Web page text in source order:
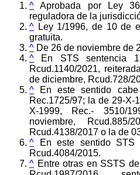
^
Aprobada por Ley
reguladora de la
^ Ley 1/1996, de 10 de
gratuita.
^ De 26 de noviembre de
^
En STS sentencia
Rcud.1140/2021,
de diciembre, Rcud.728/
^
En este sentido
Rec.1725/97; la de 29-X-
X-1999, Rec.- 3510/
noviembre,
Rcud.4138/2017 o la de
^
En este sentido
Rcud.4084/2015.
^ Entre otras en SSTS